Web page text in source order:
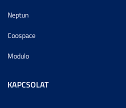
Neptun
Coospace
Modulo
KAPCSOLAT